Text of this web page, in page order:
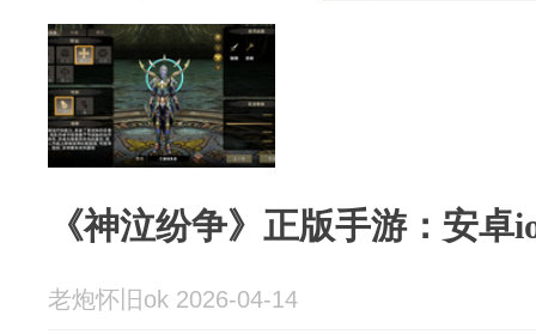
《神泣纷争》正版手游：安卓
老炮怀旧ok 2026-04-14